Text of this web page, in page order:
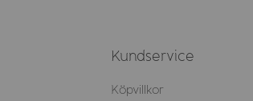
Kundservice
Köpvillkor